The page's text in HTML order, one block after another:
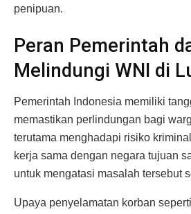
penipuan.
Peran Pemerintah
Melindungi WNI di
Pemerintah Indonesia memiliki
memastikan perlindungan bagi
terutama menghadapi risiko
kerja sama dengan negara tujuan
untuk mengatasi masalah tersebut
Upaya penyelamatan korban